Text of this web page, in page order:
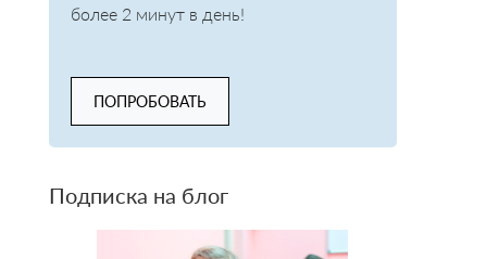
более 2 минут в день!
ПОПРОБОВАТЬ
Подписка на блог